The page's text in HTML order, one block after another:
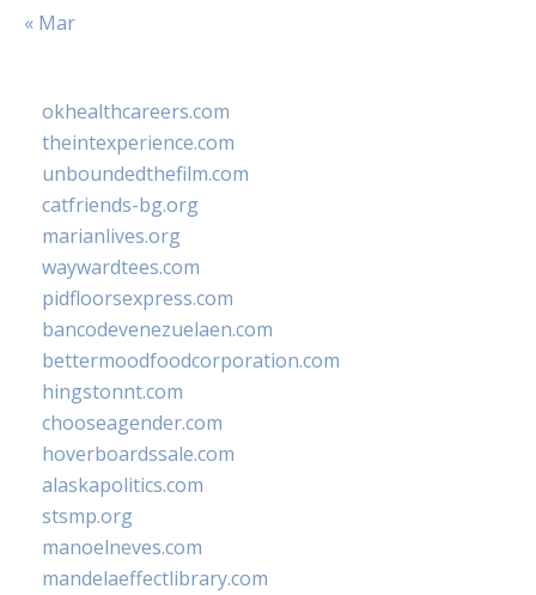
« Mar
okhealthcareers.com
theintexperience.com
unboundedthefilm.com
catfriends-bg.org
marianlives.org
waywardtees.com
pidfloorsexpress.com
bancodevenezuelaen.com
bettermoodfoodcorporation.com
hingstonnt.com
chooseagender.com
hoverboardssale.com
alaskapolitics.com
stsmp.org
manoelneves.com
mandelaeffectlibrary.com